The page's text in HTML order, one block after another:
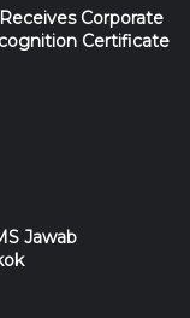
Corporate
Certificate
Jawab